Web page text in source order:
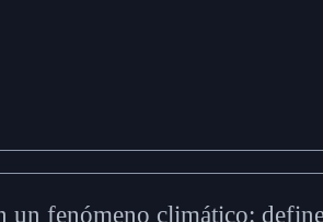
fenómeno climático: